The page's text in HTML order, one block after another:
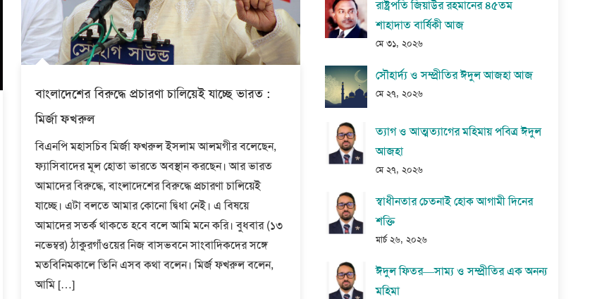
বাংলাদেশের বিরুদ্ধে প্রচারণা চালিয়েই যাচ্ছে ভারত :
মির্জা ফখরুল
বিএনপি মহাসচিব মির্জা ফখরুল ইসলাম আলমগীর বলেছেন,
ফ্যাসিবাদের মূল হোতা ভারতে অবস্থান করছেন। আর ভারত
আমাদের বিরুদ্ধে, বাংলাদেশের বিরুদ্ধে প্রচারণা চালিয়েই
যাচ্ছে। এটা বলতে আমার কোনো দ্বিধা নেই। এ বিষয়ে
আমাদের সতর্ক থাকতে হবে বলে আমি মনে করি। বুধবার (১৩
নভেম্বর) ঠাকুরগাঁওয়ের নিজ বাসভবনে সাংবাদিকদের সঙ্গে
মতবিনিমকালে তিনি এসব কথা বলেন। মির্জ ফখরুল বলেন,
আমি […]
রাষ্ট্রপতি জিয়াউর রহমানের ৪৫তম
শাহাদাত বার্ষিকী আজ
মে ৩১, ২০২৬
সৌহার্দ্য ও সম্প্রীতির ঈদুল আজহা আজ
মে ২৭, ২০২৬
ত্যাগ ও আত্মত্যাগের মহিমায় পবিত্র ঈদুল
আজহা
মে ২৭, ২০২৬
স্বাধীনতার চেতনাই হোক আগামী দিনের
শক্তি
মার্চ ২৬, ২০২৬
ঈদুল ফিতর—সাম্য ও সম্প্রীতির এক অনন্য
মহিমা